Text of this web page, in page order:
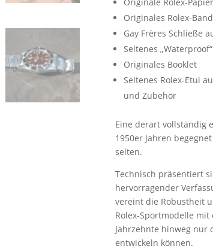
Originales Rolex-Band
Gay Frères Schließe
Seltenes
Originales Booklet
Seltenes Rolex-Etui
und Zubehör
Eine derart vollständig
1950er Jahren
selten.
Technisch präsentiert
hervorragender
vereint die Robustheit
Rolex-Sportmodelle
Jahrzehnte hinweg nur
entwickeln können.